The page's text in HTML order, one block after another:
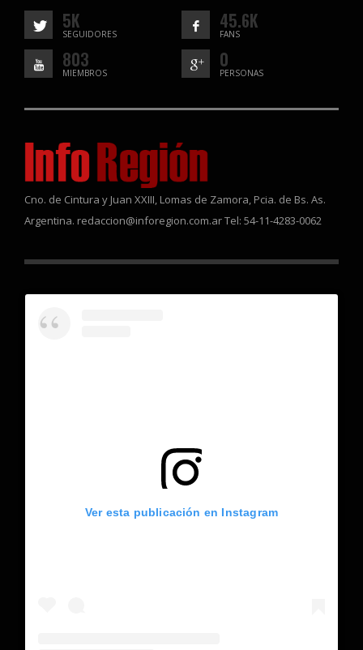
5K
SEGUIDORES
45.6K
FANS
803
MIEMBROS
0
PERSONAS
Cno. de Cintura y Juan XXIII, Lomas de Zamora, Pcia. de Bs. As.
Argentina. redaccion@inforegion.com.ar Tel: 54-11-4283-0062
Ver esta publicación en Instagram